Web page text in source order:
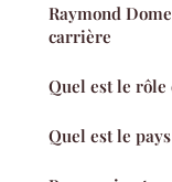
Raymond
carrière
Quel est le rôle
Quel est le